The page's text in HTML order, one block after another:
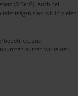
(StBerG). Auch bei
sind wir in vielen
aus
dürfen wir leider